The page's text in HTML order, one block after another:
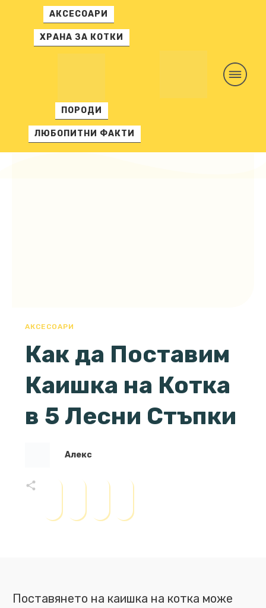
АКСЕСОАРИ
ХРАНА ЗА КОТКИ
ПОРОДИ
ЛЮБОПИТНИ ФАКТИ
АКСЕСОАРИ
Как да Поставим
Каишка на Котка
в 5 Лесни Стъпки
Алекс
Поставянето на каишка на котка може